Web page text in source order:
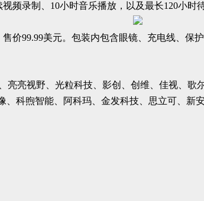
频录制、10小时音乐播放，以及最长120小时待
价99.99美元。包装内包含眼镜、充电线、保
亮亮视野、光粒科技、影创、创维、佳视、
科煦智能、阿科玛、金发科技、思立可、